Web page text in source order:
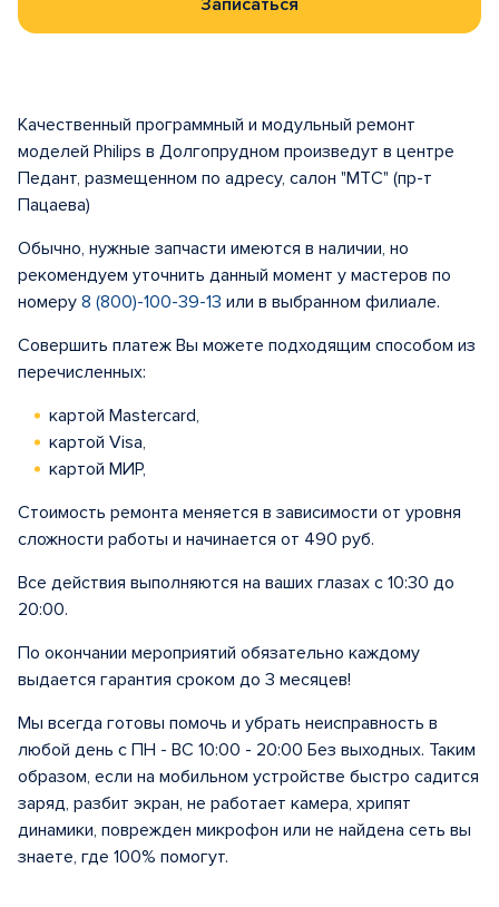
Записаться
Качественный программный и модульный ремонт
моделей Philips в Долгопрудном произведут в центре
Педант, размещенном по адресу, салон "МТС" (пр-т
Пацаева)
Обычно, нужные запчасти имеются в наличии, но
рекомендуем уточнить данный момент у мастеров по
номеру 8 (800)-100-39-13 или в выбранном филиале.
Совершить платеж Вы можете подходящим способом из
перечисленных:
картой Mastercard,
картой Visa,
картой МИР,
Стоимость ремонта меняется в зависимости от уровня
сложности работы и начинается от 490 руб.
Все действия выполняются на ваших глазах с 10:30 до
20:00.
По окончании мероприятий обязательно каждому
выдается гарантия сроком до 3 месяцев!
Мы всегда готовы помочь и убрать неисправность в
любой день с ПН - ВС 10:00 - 20:00 Без выходных. Таким
образом, если на мобильном устройстве быстро садится
заряд, разбит экран, не работает камера, хрипят
динамики, поврежден микрофон или не найдена сеть вы
знаете, где 100% помогут.